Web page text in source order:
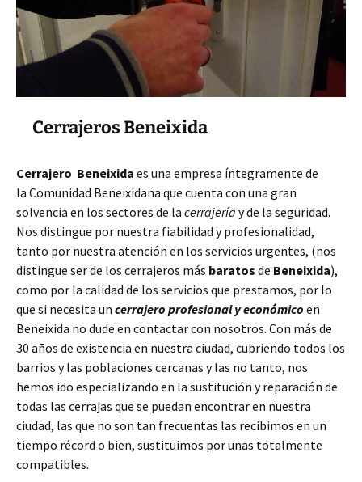
Cerrajeros Beneixida
Cerrajero Beneixida es una empresa íntegramente de
la Comunidad Beneixidana que cuenta con una gran
solvencia en los sectores de la cerrajería y de la seguridad.
Nos distingue por nuestra fiabilidad y profesionalidad,
tanto por nuestra atención en los servicios urgentes, (nos
distingue ser de los cerrajeros más baratos de Beneixida),
como por la calidad de los servicios que prestamos, por lo
que si necesita un cerrajero profesional y económico en
Beneixida no dude en contactar con nosotros. Con más de
30 años de existencia en nuestra ciudad, cubriendo todos los
barrios y las poblaciones cercanas y las no tanto, nos
hemos ido especializando en la sustitución y reparación de
todas las cerrajas que se puedan encontrar en nuestra
ciudad, las que no son tan frecuentas las recibimos en un
tiempo récord o bien, sustituimos por unas totalmente
compatibles.